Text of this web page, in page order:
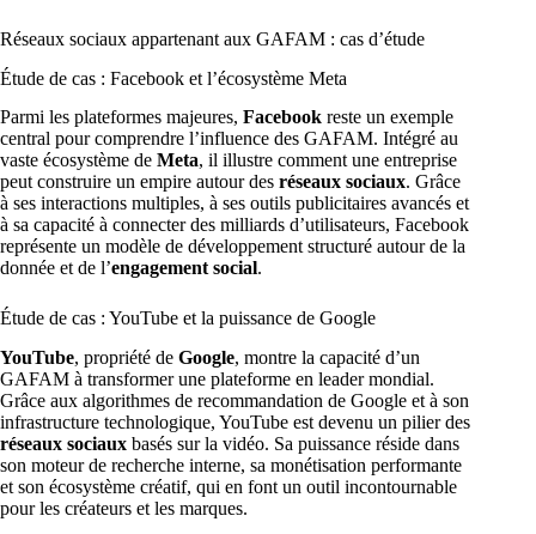
Réseaux sociaux appartenant aux GAFAM : cas d’étude
Étude de cas : Facebook et l’écosystème Meta
Parmi les plateformes majeures, Facebook reste un exemple
central pour comprendre l’influence des GAFAM. Intégré au
vaste écosystème de Meta, il illustre comment une entreprise
peut construire un empire autour des réseaux sociaux. Grâce
à ses interactions multiples, à ses outils publicitaires avancés et
à sa capacité à connecter des milliards d’utilisateurs, Facebook
représente un modèle de développement structuré autour de la
donnée et de l’engagement social.
Étude de cas : YouTube et la puissance de Google
YouTube, propriété de Google, montre la capacité d’un
GAFAM à transformer une plateforme en leader mondial.
Grâce aux algorithmes de recommandation de Google et à son
infrastructure technologique, YouTube est devenu un pilier des
réseaux sociaux basés sur la vidéo. Sa puissance réside dans
son moteur de recherche interne, sa monétisation performante
et son écosystème créatif, qui en font un outil incontournable
pour les créateurs et les marques.